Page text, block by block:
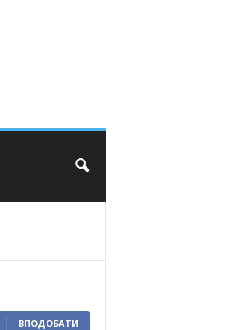
ВПОДОБАТИ